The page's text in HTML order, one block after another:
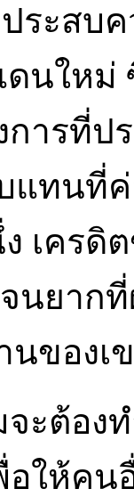
ระสบ
นใหม่
ารที่ป
ทนที่ค่
เครดิ
จนยาก
นของ
จะต้อ
อให้คน